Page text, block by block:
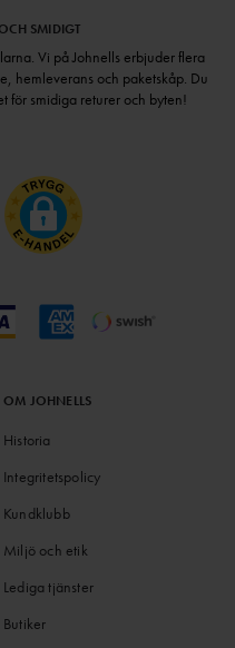
SMIDIGT
Vi på Johnells erbjuder flera
hemleverans och paketskåp. Du
för smidiga returer och byten!
OM JOHNELLS
Historia
Integritetspolicy
Kundklubb
Miljö och etik
Lediga tjänster
Butiker